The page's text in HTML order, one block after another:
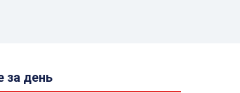
за день